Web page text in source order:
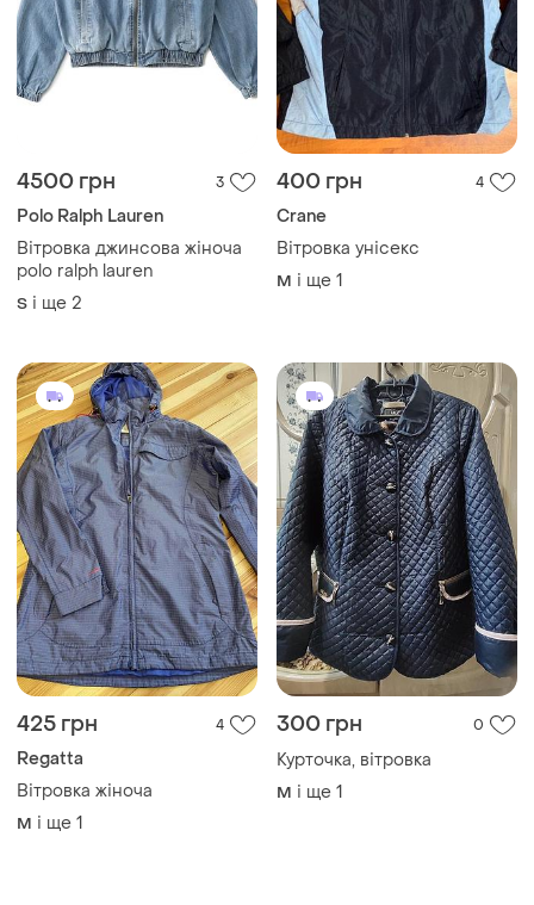
4500 грн 3
Polo Ralph Lauren
Вітровка джинсова жіноча
polo ralph lauren
S і ще 2
400 грн 4
Crane
Вітровка унісекс
M і ще 1
425 грн 4
Regatta
Вітровка жіноча
M і ще 1
300 грн 0
Курточка, вітровка
M і ще 1